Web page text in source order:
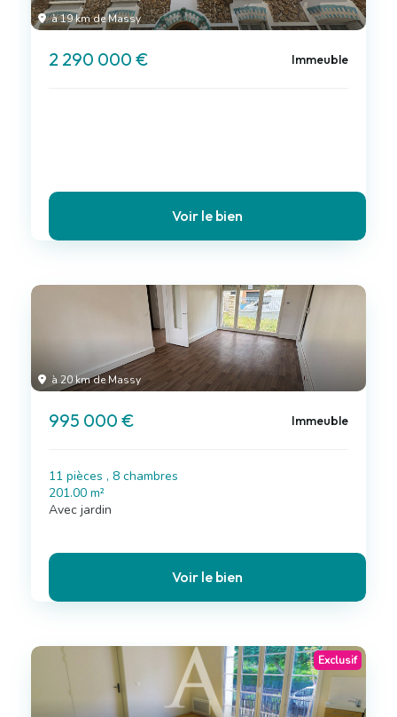
à 19 km de Massy
2 290 000 € Immeuble
Voir le bien
à 20 km de Massy
995 000 € Immeuble
11 pièces , 8 chambres
201.00 m²
Avec jardin
Voir le bien
Exclusif